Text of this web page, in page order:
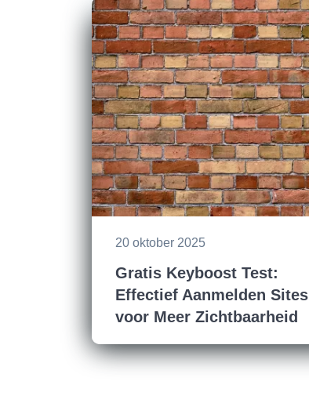
20 oktober 2025
Gratis Keyboost Test:
Effectief Aanmelden Sites
voor Meer Zichtbaarheid